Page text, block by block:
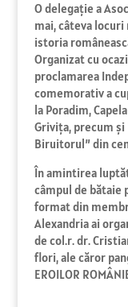
O delegaţie a
mai, câteva
istoria
Organizat cu
proclamarea
comemorativ a
la Poradim,
Griviţa, precum
Biruitorul” din
În amintirea
câmpul de bătaie
format din
Alexandria ai
de col.r. dr.
flori, ale căror
EROILOR